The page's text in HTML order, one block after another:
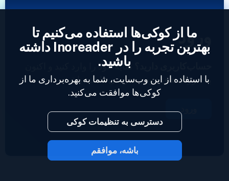
ورود
نمایه خود را وارد کنید و اکنون
به خوراک‌های خود دسترسی داشته باشید.
2023 © Inoreader
ما از کوکی‌ها استفاده می‌کنیم تا
بهترین تجربه را در Inoreader داشته
باشید.
با استفاده از این وب‌سایت، شما به بهره‌برداری ما از
کوکی‌ها موافقت می‌کنید.
دسترسی به تنظیمات کوکی
باشه، موافقم